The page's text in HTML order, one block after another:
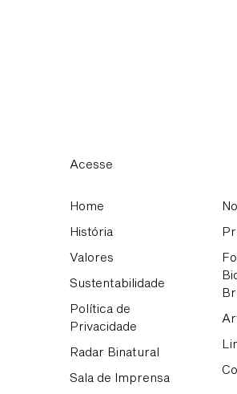
Acesse
Home
História
Valores
Sustentabilidade
Política de
Privacidade
Radar Binatural
Sala de Imprensa